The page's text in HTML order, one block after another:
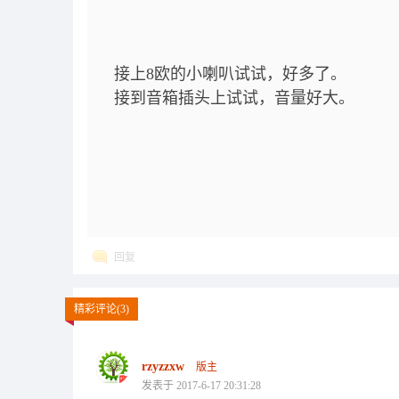
接上8欧的小喇叭试试，好多了。
接到音箱插头上试试，音量好大。
回复
精彩评论(3)
rzyzzxw
版主
发表于 2017-6-17 20:31:28